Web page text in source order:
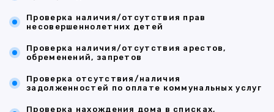
Проверка наличия/отсутствия прав
несовершеннолетних детей
Проверка наличия/отсутствия арестов,
обременений, запретов
Проверка отсутствия/наличия
задолженностей по оплате коммунальных услуг
Проверка нахождения дома в списках,